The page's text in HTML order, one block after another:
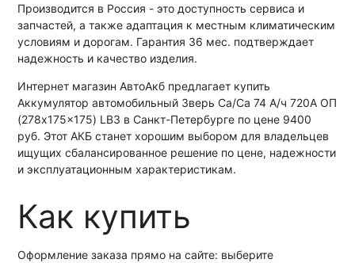
Производится в Россия - это доступность сервиса и
запчастей, а также адаптация к местным климатическим
условиям и дорогам. Гарантия 36 мес. подтверждает
надежность и качество изделия.
Интернет магазин АвтоАкб предлагает купить
Аккумулятор автомобильный Зверь Са/Са 74 А/ч 720А ОП
(278x175x175) LB3 в Санкт-Петербурге по цене 9400
руб. Этот АКБ станет хорошим выбором для владельцев
ищущих сбалансированное решение по цене, надежности
и эксплуатационным характеристикам.
Как купить
Оформление заказа прямо на сайте: выберите